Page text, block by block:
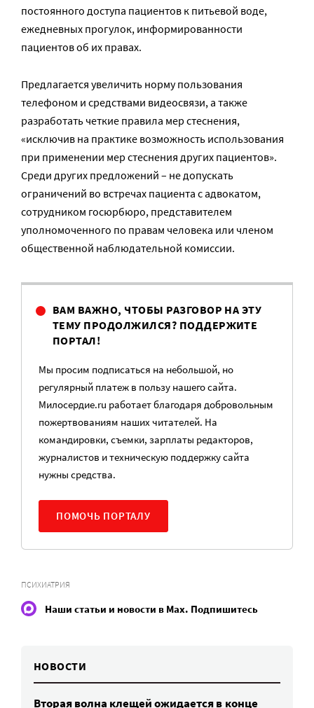
постоянного доступа пациентов к питьевой воде,
ежедневных прогулок, информированности
пациентов об их правах.
Предлагается увеличить норму пользования
телефоном и средствами видеосвязи, а также
разработать четкие правила мер стеснения,
«исключив на практике возможность использования
при применении мер стеснения других пациентов».
Среди других предложений – не допускать
ограничений во встречах пациента с адвокатом,
сотрудником госюрбюро, представителем
уполномоченного по правам человека или членом
общественной наблюдательной комиссии.
ВАМ ВАЖНО, ЧТОБЫ РАЗГОВОР НА ЭТУ
ТЕМУ ПРОДОЛЖИЛСЯ? ПОДДЕРЖИТЕ
ПОРТАЛ!
Мы просим подписаться на небольшой, но
регулярный платеж в пользу нашего сайта.
Милосердие.ru работает благодаря добровольным
пожертвованиям наших читателей. На
командировки, съемки, зарплаты редакторов,
журналистов и техническую поддержку сайта
нужны средства.
ПОМОЧЬ ПОРТАЛУ
ПСИХИАТРИЯ
Наши статьи и новости в Max. Подпишитесь
НОВОСТИ
Вторая волна клещей ожидается в конце